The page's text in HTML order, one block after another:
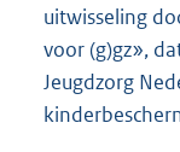
uitwisseling
voor (g)gz»,
Jeugdzorg